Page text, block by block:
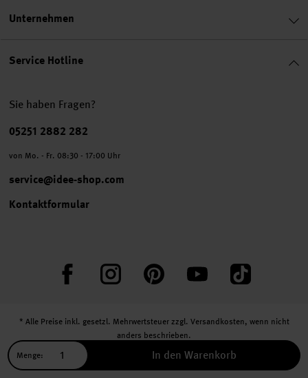
Menge: In den Warenkorb
Service Hotline
Sie haben Fragen?
Telefonnummer
05251 2882 282
von Mo. - Fr. 08:30 - 17:00 Uhr
service@idee-shop.com
Kontaktformular
FacebookInstagram PinterestYouTube TikTok
Unternehmen
* Alle Preise inkl. gesetzl. Mehrwertsteuer zzgl. Versandkosten, wenn nicht
anders beschrieben.
** Jede:r Abonnent:in erhält bei erstmaliger Anmeldung für unseren Newsletter
einen 10 % Rabatt-Gutschein für unseren Online-Shop.